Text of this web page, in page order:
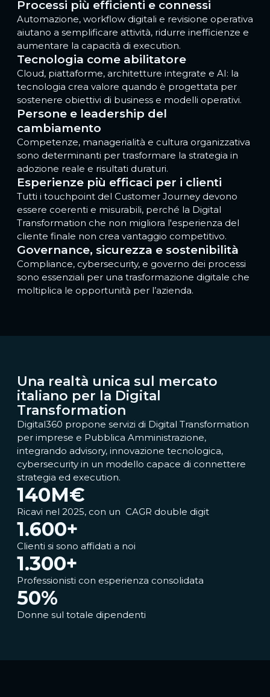
Processi più efficienti e connessi
Automazione, workflow digitali e revisione operativa
aiutano a semplificare attività, ridurre inefficienze e
aumentare la capacità di execution.
Tecnologia come abilitatore
Cloud, piattaforme, architetture integrate e AI: la
tecnologia crea valore quando è progettata per
sostenere obiettivi di business e modelli operativi.
Persone e leadership del
cambiamento
Competenze, managerialità e cultura organizzativa
sono determinanti per trasformare la strategia in
adozione reale e risultati duraturi.
Esperienze più efficaci per i clienti
Tutti i touchpoint del Customer Journey devono
essere coerenti e misurabili, perché la Digital
Transformation che non migliora l'esperienza del
cliente finale non crea vantaggio competitivo.
Governance, sicurezza e sostenibilità
Compliance, cybersecurity, e governo dei processi
sono essenziali per una trasformazione digitale che
moltiplica le opportunità per l’azienda.
Una realtà unica sul mercato
italiano per la Digital
Transformation
Digital360 propone servizi di Digital Transformation
per imprese e Pubblica Amministrazione,
integrando advisory, innovazione tecnologica,
cybersecurity in un modello capace di connettere
strategia ed execution.
140M€
Ricavi nel 2025, con un CAGR double digit​
1.600+
Clienti si sono affidati a noi
1.300+
Professionisti con esperienza consolidata
50%
Donne sul totale dipendenti